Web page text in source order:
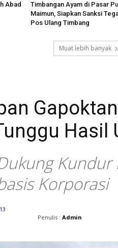
Abad
Timbangan Ayam di Pasar
Maimun, Siapkan Sanksi
Pos Ulang Timbang
Muat lebih banyak
Hasil
Korporasi
Penulis : Admin